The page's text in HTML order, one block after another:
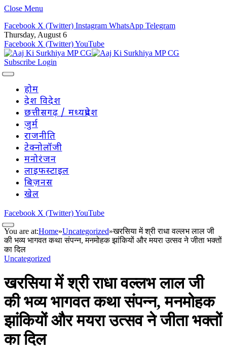
Close Menu
Facebook X (Twitter) Instagram WhatsApp Telegram
Thursday, August 6
Facebook X (Twitter)YouTube
Subscribe Login
होम
देश विदेश
छत्तीसगढ़ / मध्यप्रदेश
जुर्म
राजनीति
टेक्नोलॉजी
मनोरंजन
लाइफस्टाइल
बिज़नस
खेल
Facebook X (Twitter)YouTube
You are at:Home»Uncategorized»खरसिया में श्री राधा वल्लभ लाल जी
की भव्य भागवत कथा संपन्न, मनमोहक झांकियों और मयरा उत्सव ने जीता भक्तों
का दिल
Uncategorized
खरसिया में श्री राधा वल्लभ लाल जी
की भव्य भागवत कथा संपन्न, मनमोहक
झांकियों और मयरा उत्सव ने जीता भक्तों
का दिल